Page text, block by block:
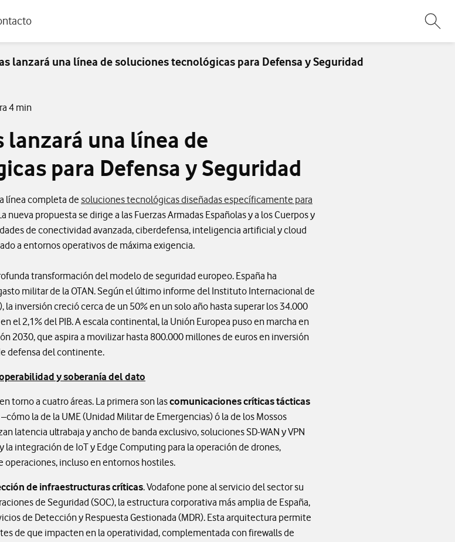
lanzará una línea de soluciones tecnológicas para Defensa y Seguridad
4 min
lanzará una línea de
para Defensa y Seguridad
línea completa de soluciones tecnológicas diseñadas específicamente para
nueva propuesta se dirige a las Fuerzas Armadas Españolas y a los Cuerpos y
de conectividad avanzada, ciberdefensa, inteligencia artificial y cloud
a entornos operativos de máxima exigencia.
transformación del modelo de seguridad europeo. España ha
militar de la OTAN. Según el último informe del Instituto Internacional de
la inversión creció cerca de un 50% en un solo año hasta superar los 34.000
el 2,1% del PIB. A escala continental, la Unión Europea puso en marcha en
2030, que aspira a movilizar hasta 800.000 millones de euros en inversión
defensa del continente.
y soberanía del dato
torno a cuatro áreas. La primera son lascomunicaciones críticas tácticas
–cómo la de la UME (Unidad Militar de Emergencias) ó la de los Mossos
latencia ultrabaja y ancho de banda exclusivo, soluciones SD-WAN y VPN
la integración de IoT y Edge Computing para la operación de drones,
operaciones, incluso en entornos hostiles.
de infraestructuras críticas. Vodafone pone al servicio del sector su
de Seguridad (SOC), la estructura corporativa más amplia de España,
de Detección y Respuesta Gestionada (MDR). Esta arquitectura permite
de que impacten en la operatividad, complementada con firewalls de